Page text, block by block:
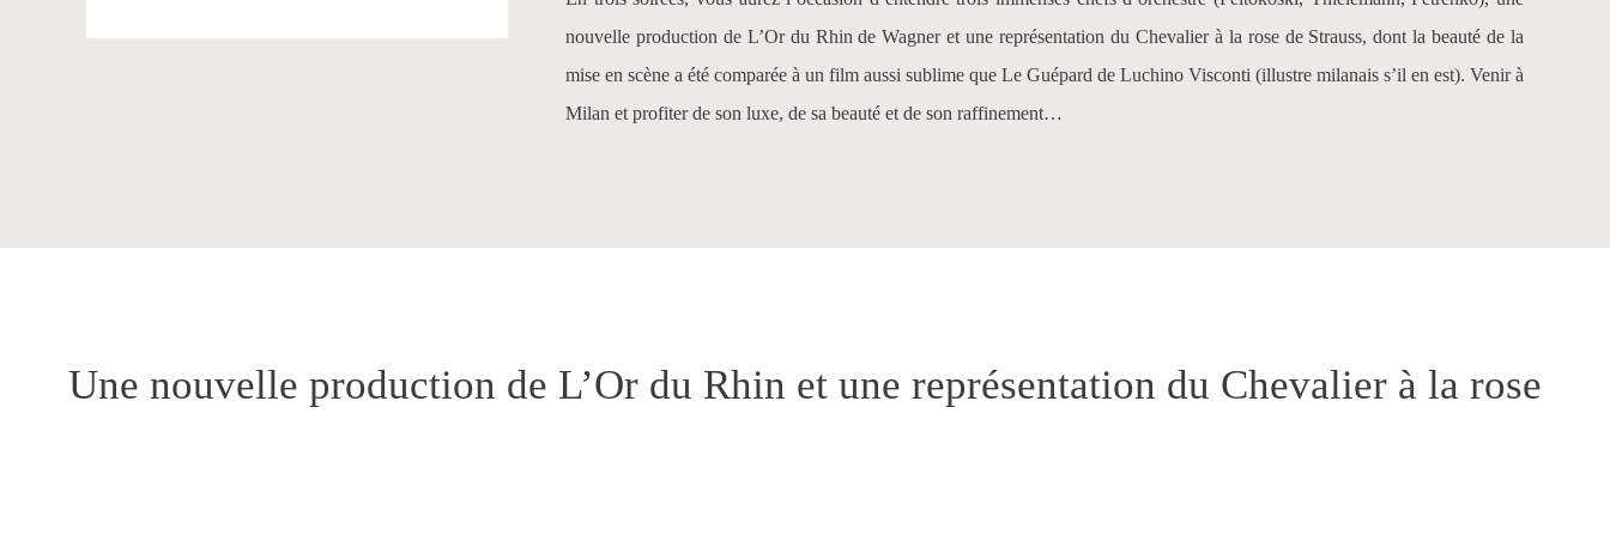
nouvelle production de L’Or du Rhin de Wagner et une représentation du Chevalier à la rosede Strauss, dont la beauté de la
mise en scène a été comparée à un film aussi sublime que Le Guépard de Luchino Visconti (illustre milanais s’il en est). Venir à
Milan et profiter de son luxe, de sa beauté et de son raffinement…
Une nouvelle production de L’Or du Rhin et une représentation du Chevalier à la rose